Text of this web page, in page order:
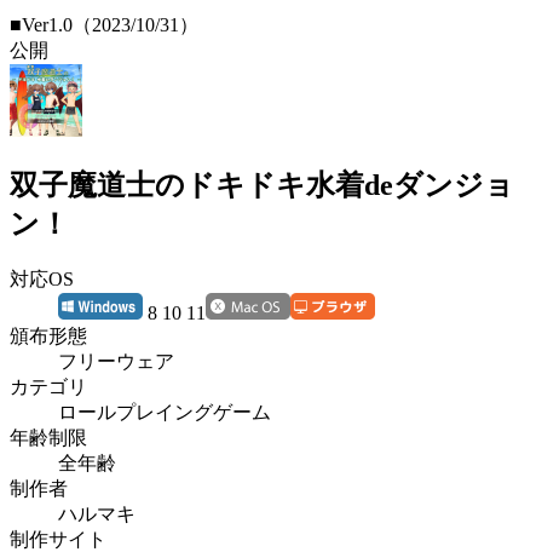
■Ver1.0（2023/10/31）
公開
双子魔道士のドキドキ水着deダンジョ
ン！
対応OS
8 10 11
頒布形態
フリーウェア
カテゴリ
ロールプレイングゲーム
年齢制限
全年齢
制作者
ハルマキ
制作サイト